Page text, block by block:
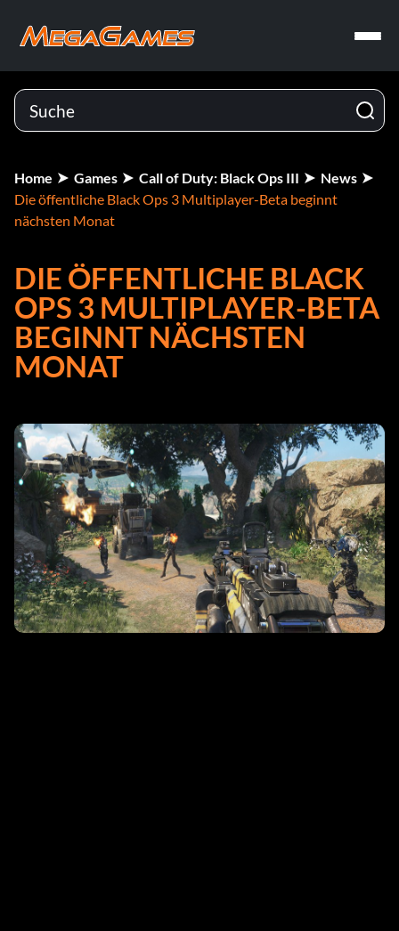
Home Games Call of Duty: Black Ops III
News
Die öffentliche Black Ops 3 Multiplayer-Beta beginnt
nächsten Monat
DIE ÖFFENTLICHE BLACK
OPS 3 MULTIPLAYER-BETA
BEGINNT NÄCHSTEN
MONAT